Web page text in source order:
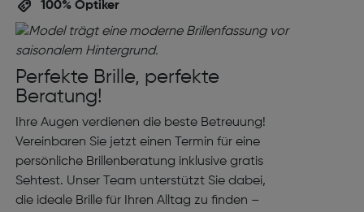
100% Optiker
Perfekte Brille, perfekte
Beratung!
Ihre Augen verdienen die beste Betreuung!
Vereinbaren Sie jetzt einen Termin für eine
persönliche Brillenberatung inklusive gratis
Sehtest. Unser Team unterstützt Sie dabei,
die ideale Brille für Ihren Alltag zu finden –